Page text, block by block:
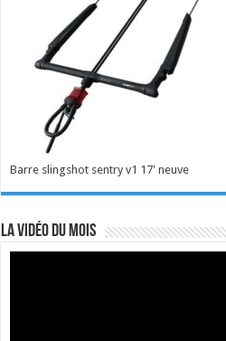
Barre slingshot sentry v1 17' neuve
La vidéo du mois